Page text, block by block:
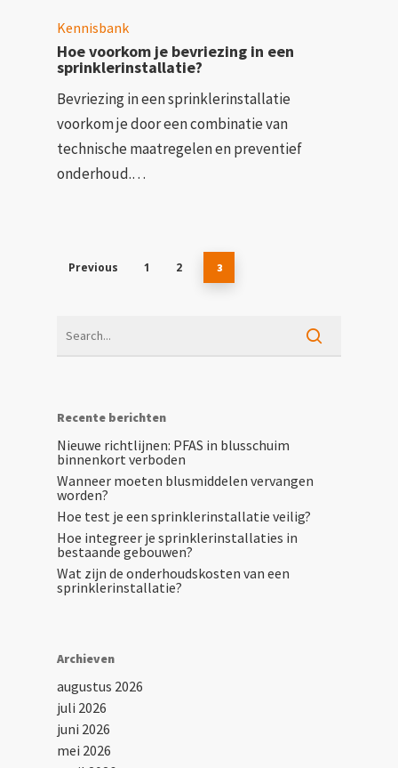
Kennisbank
Hoe voorkom je bevriezing in een
sprinklerinstallatie?
Bevriezing in een sprinklerinstallatie
voorkom je door een combinatie van
technische maatregelen en preventief
onderhoud.…
Previous 1 2 3
Recente berichten
Nieuwe richtlijnen: PFAS in blusschuim
binnenkort verboden
Wanneer moeten blusmiddelen vervangen
worden?
Hoe test je een sprinklerinstallatie veilig?
Hoe integreer je sprinklerinstallaties in
bestaande gebouwen?
Wat zijn de onderhoudskosten van een
sprinklerinstallatie?
Archieven
augustus 2026
juli 2026
juni 2026
mei 2026